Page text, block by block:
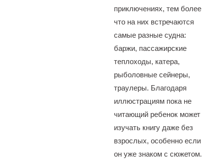
приключениях, тем более
что на них встречаются
самые разные судна:
баржи, пассажирские
теплоходы, катера,
рыболовные сейнеры,
траулеры. Благодаря
иллюстрациям пока не
читающий ребенок может
изучать книгу даже без
взрослых, особенно если
он уже знаком с сюжетом.